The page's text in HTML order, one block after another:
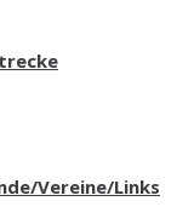
Vereine/Links